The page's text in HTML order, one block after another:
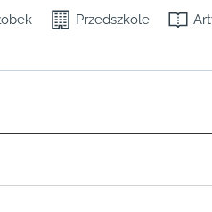
Przedszkole